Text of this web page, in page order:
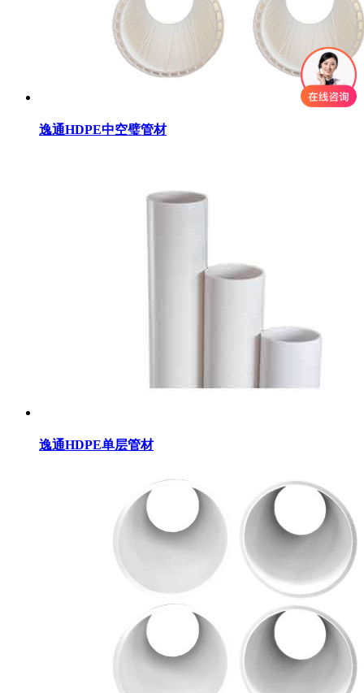
逸通HDPE中空璧管材
逸通HDPE单层管材